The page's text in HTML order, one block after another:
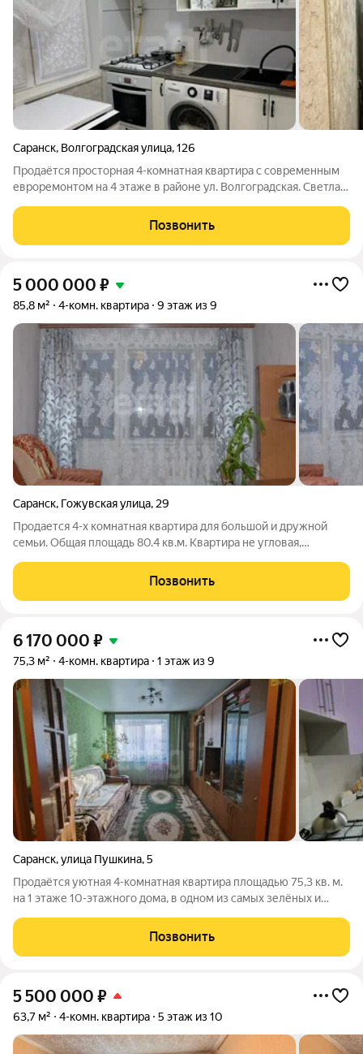
Саранск, Волгоградская улица,126
Продаётся просторная 4-комнатная квартира с современным
евроремонтом на 4 этаже в районе ул. Волгоградская. Светлая
стены, ламинат,
Позвонить
5 000 000 ₽
85,8 м² 4-комн. квартира 9 этаж из 9
Саранск, Гожувская улица, 29
Продается 4-х комнатная квартира для большой и дружной
семьи. Общая площадь 80.4 кв.м. Квартира не угловая,
капитальный ремонт крыши. Просторные комнаты: зал
проходной - 18.64 кв.м., три изолированные
Позвонить
6 170 000 ₽
75,3 м² 4-комн. квартира 1 этаж из 9
Саранск,улица Пушкина,5
Продаётся уютная 4-комнатная квартира площадью 75,3 кв. м.
на 1 этаже 10-этажного дома, в одном из самых зелёных и
ценит тишину, комфорт и экологичную локацию. Квартира в
состоянии «заходи
Позвонить
5 500 000 ₽
63,7 м² 4-комн. квартира 5 этаж из 10